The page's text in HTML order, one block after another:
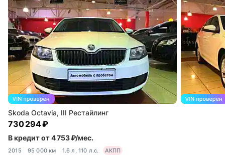
Skoda Octavia, III Рестайлинг
730 294 ₽
В кредит от 4 753 ₽/мес.
2015 95 000 км 1.6 л, 110 л.с. АКПП